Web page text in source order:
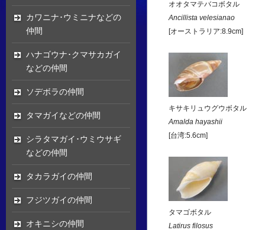
オオタマテバコボタル
Ancillista velesianao
[オーストラリア:8.9cm]
キサキリュウグウボタル
Amalda hayashii
[台湾:5.6cm]
タマゴボタル
Latirus filosus
カワニナ･ウミニナなどの
仲間
ハナゴウナ･クマサカガイ
などの仲間
ソデボラの仲間
タマガイなどの仲間
シラタマガイ･ウミウサギ
などの仲間
タカラガイの仲間
フジツガイの仲間
オキニシの仲間